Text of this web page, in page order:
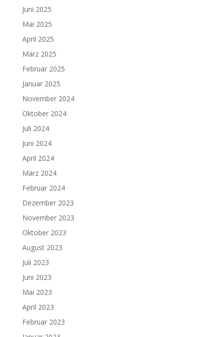
Juni 2025
Mai 2025
April 2025
März 2025
Februar 2025
Januar 2025
November 2024
Oktober 2024
Juli 2024
Juni 2024
April 2024
März 2024
Februar 2024
Dezember 2023
November 2023
Oktober 2023
August 2023
Juli 2023
Juni 2023
Mai 2023
April 2023
Februar 2023